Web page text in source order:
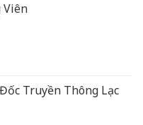
Viên
Truyền Thông Lạc